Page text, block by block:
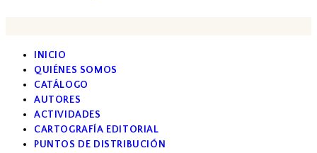
INICIO
QUIÉNES SOMOS
CATÁLOGO
AUTORES
ACTIVIDADES
CARTOGRAFÍA EDITORIAL
PUNTOS DE DISTRIBUCIÓN